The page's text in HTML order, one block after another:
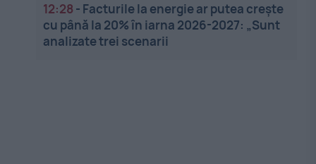
12:28 - Facturile la energie ar putea crește
cu până la 20% în iarna 2026-2027: „Sunt
analizate trei scenarii